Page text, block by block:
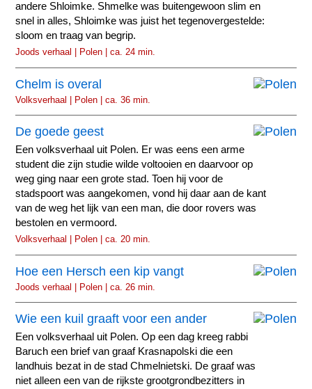
andere Shloimke. Shmelke was buitengewoon slim en
snel in alles, Shloimke was juist het tegenovergestelde:
sloom en traag van begrip.
Joods verhaal | Polen | ca. 24 min.
Chelm is overal
Volksverhaal | Polen | ca. 36 min.
De goede geest
Een volksverhaal uit Polen. Er was eens een arme
student die zijn studie wilde voltooien en daarvoor op
weg ging naar een grote stad. Toen hij voor de
stadspoort was aangekomen, vond hij daar aan de kant
van de weg het lijk van een man, die door rovers was
bestolen en vermoord.
Volksverhaal | Polen | ca. 20 min.
Hoe een Hersch een kip vangt
Joods verhaal | Polen | ca. 26 min.
Wie een kuil graaft voor een ander
Een volksverhaal uit Polen. Op een dag kreeg rabbi
Baruch een brief van graaf Krasnapolski die een
landhuis bezat in de stad Chmelnietski. De graaf was
niet alleen een van de rijkste grootgrondbezitters in